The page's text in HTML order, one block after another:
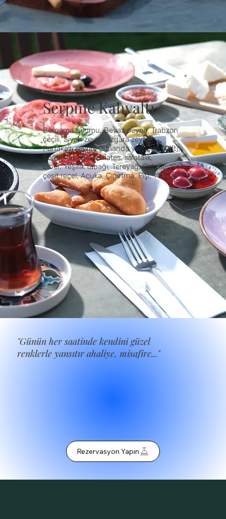
"Günün her saatinde kendini güzel
renklerle yansıtır ahaliye, misafire..."
Rezervasyon Yapın
Serpme Kahvaltı
Bergama tulumu, Beyaz peynir, Trabzon
çeçili, Siyah zeytin, Izgara zeytin,
Portakallı zeytin, Sahanda yumurta (Çift),
Söğüş tabağı; domates, salatalık,
biber, Yeşillik tabağı, Tereyağ, Bal, Üç
çeşit reçel, Acuka, Çığırtma, Pişi, 1 lt çay.